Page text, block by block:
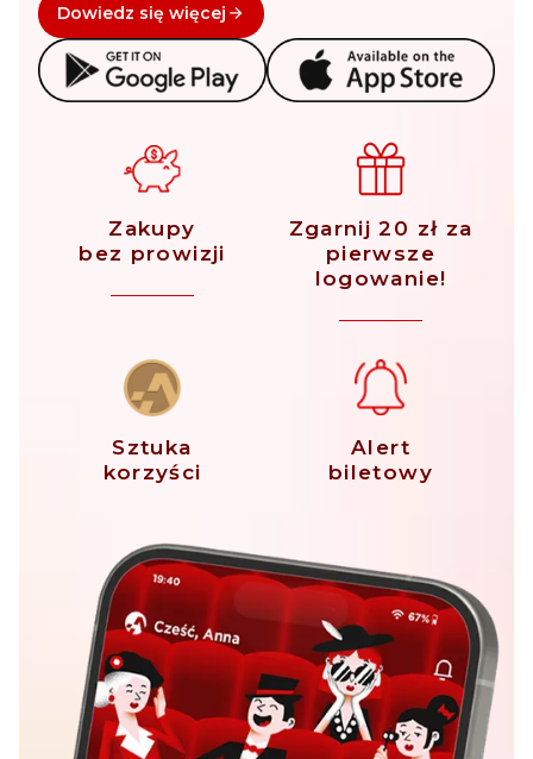
Dowiedz się więcej
Zakupy
bez prowizji
Zgarnij 20 zł za
pierwsze
logowanie!
Sztuka
korzyści
Alert
biletowy